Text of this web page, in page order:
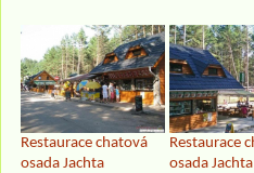
Restaurace chatová
osada Jachta
Restaurace
osada Jachta